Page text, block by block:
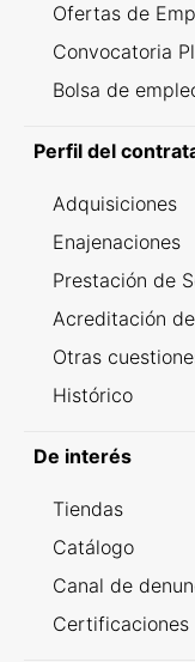
Ofertas de
Convocatoria
Bolsa de
Perfil del
Adquisiciones
Enajenaciones
Prestación de
Acreditación
Otras
Histórico
De interés
Tiendas
Catálogo
Canal de
Certificaciones